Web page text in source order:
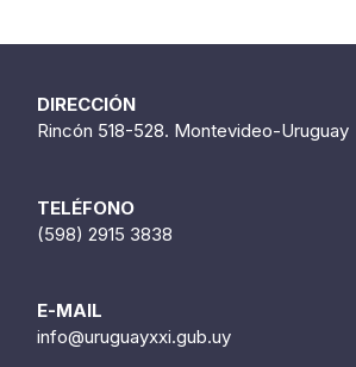
DIRECCIÓN
Rincón 518-528. Montevideo-Uruguay
TELÉFONO
(598) 2915 3838
E-MAIL
info@uruguayxxi.gub.uy